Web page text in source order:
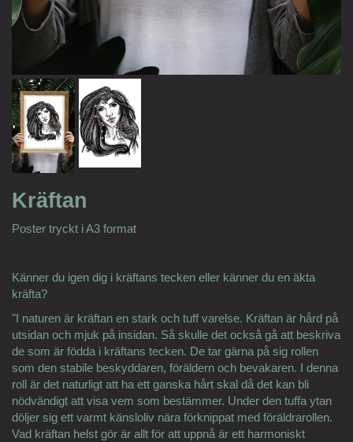
Kräftan
Poster tryckt i A3 format
Känner du igen dig i kräftans tecken eller känner du en äkta
kräfta?
"I naturen är kräftan en stark och tuff varelse. Kräftan är hård på
utsidan och mjuk på insidan. Så skulle det också gå att beskriva
de som är födda i kräftans tecken. De tar gärna på sig rollen
som den stabile beskyddaren, föräldern och bevakaren. I denna
roll är det naturligt att ha ett ganska hårt skal då det kan bli
nödvändigt att visa vem som bestämmer. Under den tuffa ytan
döljer sig ett varmt känsloliv nära förknippat med föräldrarollen.
Vad kräftan helst gör är allt för att uppnå är ett harmoniskt